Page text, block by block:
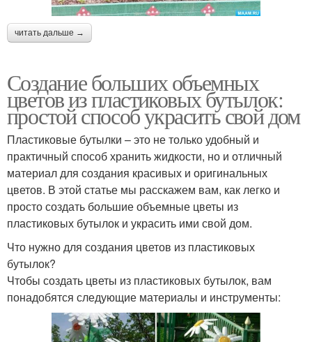
читать дальше →
Создание больших объемных
цветов из пластиковых бутылок:
простой способ украсить свой дом
Пластиковые бутылки – это не только удобный и
практичный способ хранить жидкости, но и отличный
материал для создания красивых и оригинальных
цветов. В этой статье мы расскажем вам, как легко и
просто создать большие объемные цветы из
пластиковых бутылок и украсить ими свой дом.
Что нужно для создания цветов из пластиковых
бутылок?
Чтобы создать цветы из пластиковых бутылок, вам
понадобятся следующие материалы и инструменты: